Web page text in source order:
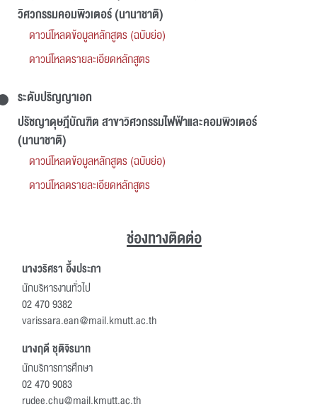
วิศวกรรมคอมพิวเตอร์ (นานาชาติ)
ดาวน์โหลดข้อมูลหลักสูตร (ฉบับย่อ)
ดาวน์โหลดรายละเอียดหลักสูตร
ระดับปริญญาเอก
ปรัชญาดุษฎีบัณฑิต สาขาวิศวกรรมไฟฟ้าและคอมพิวเตอร์
(นานาชาติ)
ดาวน์โหลดข้อมูลหลักสูตร (ฉบับย่อ)
ดาวน์โหลดรายละเอียดหลักสูตร
ช่องทางติดต่อ
นางวริศรา อึ้งประภา
นักบริหารงานทั่วไป
02 470 9382
varissara.ean@mail.kmutt.ac.th
นางฤดี ชุติจิรนาท
นักบริการการศึกษา
02 470 9083
rudee.chu@mail.kmutt.ac.th